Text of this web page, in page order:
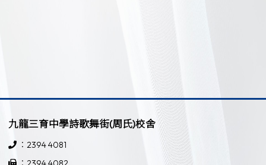
九龍三育中學詩歌舞街(周氏)校舍
：2394 4081